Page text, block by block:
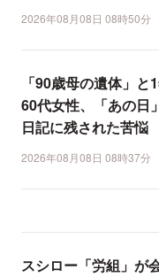
2026年08月08日 08時50分
「90歳母の遺体」
60代女性、「あの日
日記に残された苦悩
2026年08月08日 08時37分
スシロー「労組」が